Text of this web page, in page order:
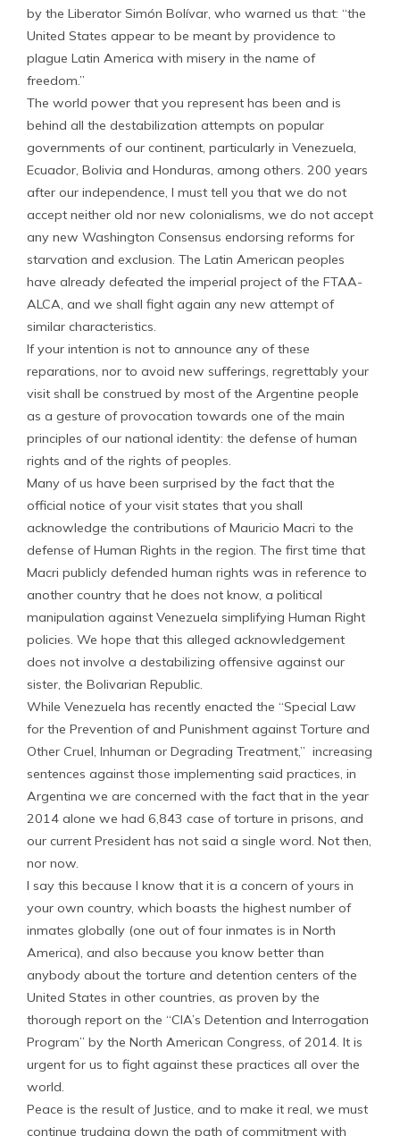
by the Liberator Simón Bolívar, who warned us that: “the
United States appear to be meant by providence to
plague Latin America with misery in the name of
freedom.”
The world power that you represent has been and is
behind all the destabilization attempts on popular
governments of our continent, particularly in Venezuela,
Ecuador, Bolivia and Honduras, among others. 200 years
after our independence, I must tell you that we do not
accept neither old nor new colonialisms, we do not accept
any new Washington Consensus endorsing reforms for
starvation and exclusion. The Latin American peoples
have already defeated the imperial project of the FTAA-
ALCA, and we shall fight again any new attempt of
similar characteristics.
If your intention is not to announce any of these
reparations, nor to avoid new sufferings, regrettably your
visit shall be construed by most of the Argentine people
as a gesture of provocation towards one of the main
principles of our national identity: the defense of human
rights and of the rights of peoples.
Many of us have been surprised by the fact that the
official notice of your visit states that you shall
acknowledge the contributions of Mauricio Macri to the
defense of Human Rights in the region. The first time that
Macri publicly defended human rights was in reference to
another country that he does not know, a political
manipulation against Venezuela simplifying Human Right
policies. We hope that this alleged acknowledgement
does not involve a destabilizing offensive against our
sister, the Bolivarian Republic.
While Venezuela has recently enacted the “Special Law
for the Prevention of and Punishment against Torture and
Other Cruel, Inhuman or Degrading Treatment,” increasing
sentences against those implementing said practices, in
Argentina we are concerned with the fact that in the year
2014 alone we had 6,843 case of torture in prisons, and
our current President has not said a single word. Not then,
nor now.
I say this because I know that it is a concern of yours in
your own country, which boasts the highest number of
inmates globally (one out of four inmates is in North
America), and also because you know better than
anybody about the torture and detention centers of the
United States in other countries, as proven by the
thorough report on the “CIA’s Detention and Interrogation
Program” by the North American Congress, of 2014. It is
urgent for us to fight against these practices all over the
world.
Peace is the result of Justice, and to make it real, we must
continue trudging down the path of commitment with